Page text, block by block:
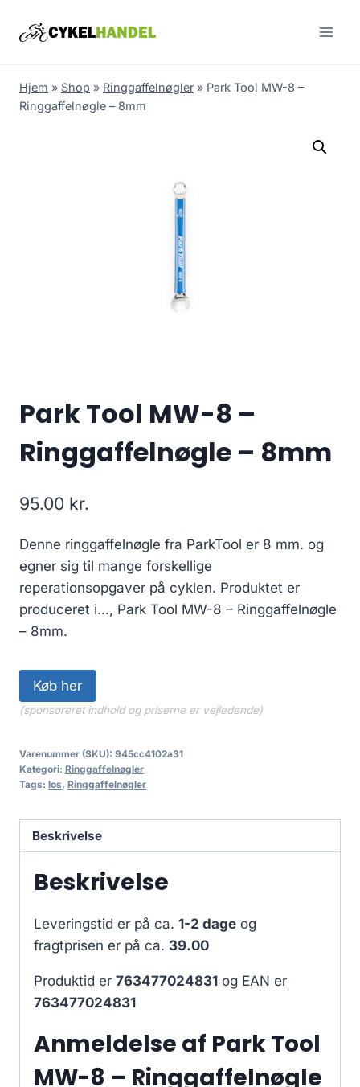
Hjem » Shop » Ringgaffelnøgler » Park Tool MW-8 –
Ringgaffelnøgle – 8mm
Park Tool MW-8 –
Ringgaffelnøgle – 8mm
95.00 kr.
Denne ringgaffelnøgle fra ParkTool er 8 mm. og
egner sig til mange forskellige
reperationsopgaver på cyklen. Produktet er
produceret i…, Park Tool MW-8 – Ringgaffelnøgle
– 8mm.
Køb her
(sponsoreret indhold og priserne er vejledende)
Varenummer (SKU): 945cc4102a31
Kategori: Ringgaffelnøgler
Tags: los, Ringgaffelnøgler
Beskrivelse
Beskrivelse
Leveringstid er på ca. 1-2 dage og
fragtprisen er på ca. 39.00
Produktid er 763477024831 og EAN er
763477024831
Anmeldelse af Park Tool
MW-8 – Ringgaffelnøgle